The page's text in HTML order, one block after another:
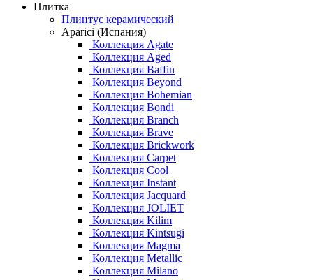
Плитка
Плинтус керамический
Aparici (Испания)
Коллекция Agate
Коллекция Aged
Коллекция Baffin
Коллекция Beyond
Коллекция Bohemian
Коллекция Bondi
Коллекция Branch
Коллекция Brave
Коллекция Brickwork
Коллекция Carpet
Коллекция Cool
Коллекция Instant
Коллекция Jacquard
Коллекция JOLIET
Коллекция Kilim
Коллекция Kintsugi
Коллекция Magma
Коллекция Metallic
Коллекция Milano